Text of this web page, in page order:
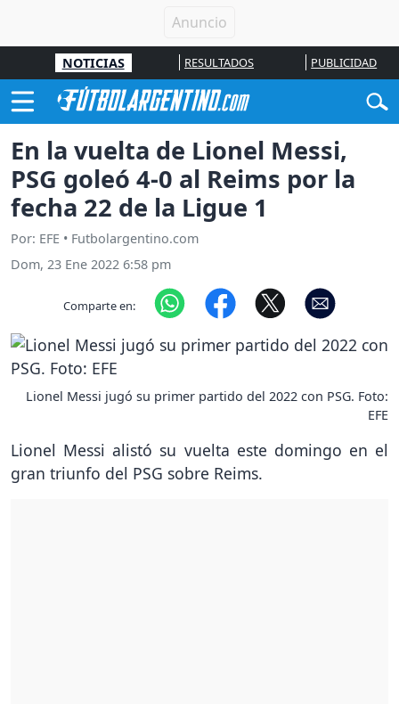
NOTICIAS RESULTADOS PUBLICIDAD
En la vuelta de Lionel Messi,
PSG goleó 4-0 al Reims por la
fecha 22 de la Ligue 1
Por: EFE • Futbolargentino.com
Dom, 23 Ene 2022 6:58 pm
Comparte en:
Lionel Messi jugó su primer partido del 2022 con PSG. Foto:
EFE
Lionel Messi alistó su vuelta este domingo en el
gran triunfo del PSG sobre Reims.